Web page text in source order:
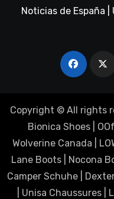
Noticias de España |
Copyright © All rights
Bionica Shoes
Wolverine Canada
Lane Boots| Nocona
Camper Schuhe|
Unisa Chaussures|